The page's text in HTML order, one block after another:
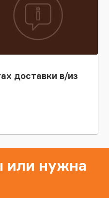
доставки в/из
или нужна